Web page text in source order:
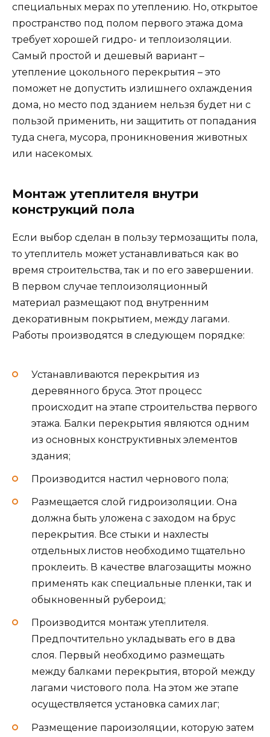
специальных мерах по утеплению. Но, открытое
пространство под полом первого этажа дома
требует хорошей гидро- и теплоизоляции.
Самый простой и дешевый вариант –
утепление цокольного перекрытия – это
поможет не допустить излишнего охлаждения
дома, но место под зданием нельзя будет ни с
пользой применить, ни защитить от попадания
туда снега, мусора, проникновения животных
или насекомых.
Монтаж утеплителя внутри
конструкций пола
Если выбор сделан в пользу термозащиты пола,
то утеплитель может устанавливаться как во
время строительства, так и по его завершении.
В первом случае теплоизоляционный
материал размещают под внутренним
декоративным покрытием, между лагами.
Работы производятся в следующем порядке:
Устанавливаются перекрытия из
деревянного бруса. Этот процесс
происходит на этапе строительства первого
этажа. Балки перекрытия являются одним
из основных конструктивных элементов
здания;
Производится настил чернового пола;
Размещается слой гидроизоляции. Она
должна быть уложена с заходом на брус
перекрытия. Все стыки и нахлесты
отдельных листов необходимо тщательно
проклеить. В качестве влагозащиты можно
применять как специальные пленки, так и
обыкновенный рубероид;
Производится монтаж утеплителя.
Предпочтительно укладывать его в два
слоя. Первый необходимо размещать
между балками перекрытия, второй между
лагами чистового пола. На этом же этапе
осуществляется установка самих лаг;
Размещение пароизоляции, которую затем